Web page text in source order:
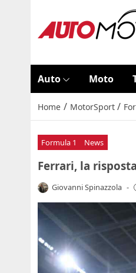
Auto Moto
Home / MotorSport /
Formula 1 News
Ferrari, la
Giovanni Spinazzola -